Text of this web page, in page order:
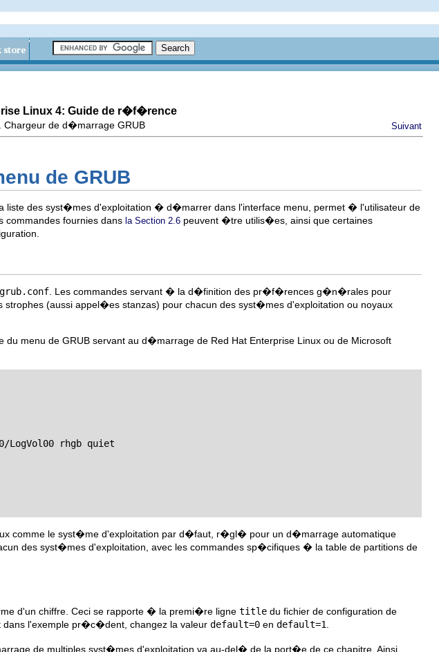
Linux 4: Guide de r�f�rence
Chargeur de d�marrage GRUB Suivant
de GRUB
des syst�mes d'exploitation � d�marrer dans l'interface menu, permet � l'utilisateur de
fournies dans la Section 2.6 peuvent �tre utilis�es, ainsi que certaines
. Les commandes servant � la d�finition des pr�f�rences g�n�rales pour
(aussi appel�es stanzas) pour chacun des syst�mes d'exploitation ou noyaux
menu de GRUB servant au d�marrage de Red Hat Enterprise Linux ou de Microsoft
LogVol00 rhgb quiet
comme le syst�me d'exploitation par d�faut, r�gl� pour un d�marrage automatique
des syst�mes d'exploitation, avec les commandes sp�cifiques � la table de partitions de
d'un chiffre. Ceci se rapporte � la premi�re ligne title du fichier de configuration de
l'exemple pr�c�dent, changez la valeur default=0 en default=1
de multiples syst�mes d'exploitation va au-del� de la port�e de ce chapitre. Ainsi,